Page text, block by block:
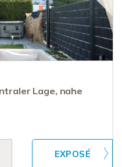
Lage, nahe